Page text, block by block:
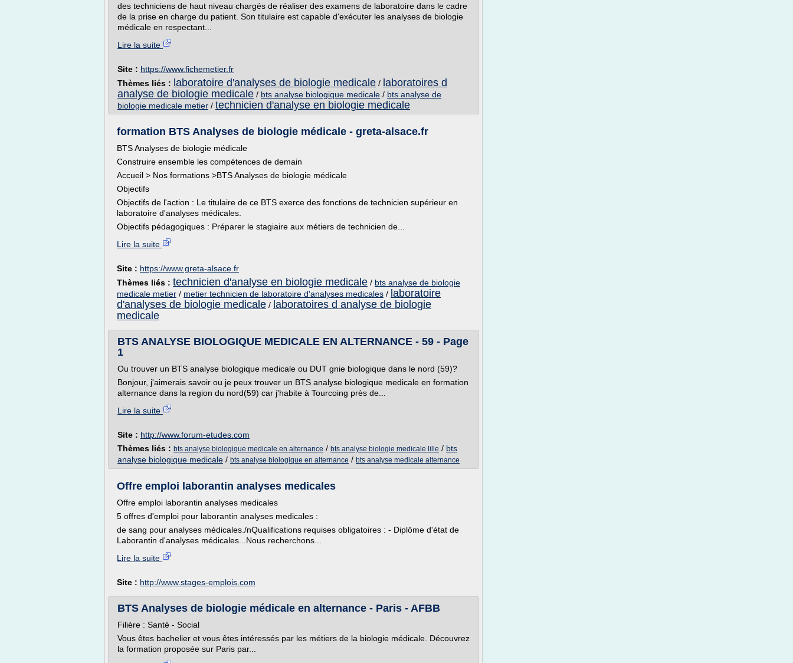
des techniciens de haut niveau chargés de réaliser des examens de laboratoire dans le cadre
de la prise en charge du patient. Son titulaire est capable d'exécuter les analyses de biologie
médicale en respectant...
Lire la suite
Site : https://www.fichemetier.fr
Thèmes liés : laboratoire d'analyses de biologie medicale / laboratoires d
analyse de biologie medicale / bts analyse biologique medicale / bts analyse de
biologie medicale metier / technicien d'analyse en biologie medicale
formation BTS Analyses de biologie médicale - greta-alsace.fr
BTS Analyses de biologie médicale
Construire ensemble les compétences de demain
Accueil > Nos formations >BTS Analyses de biologie médicale
Objectifs
Objectifs de l'action : Le titulaire de ce BTS exerce des fonctions de technicien supérieur en
laboratoire d'analyses médicales.
Objectifs pédagogiques : Préparer le stagiaire aux métiers de technicien de...
Lire la suite
Site : https://www.greta-alsace.fr
Thèmes liés : technicien d'analyse en biologie medicale / bts analyse de biologie
medicale metier / metier technicien de laboratoire d'analyses medicales / laboratoire
d'analyses de biologie medicale / laboratoires d analyse de biologie
medicale
BTS ANALYSE BIOLOGIQUE MEDICALE EN ALTERNANCE - 59 - Page
1
Ou trouver un BTS analyse biologique medicale ou DUT gnie biologique dans le nord (59)?
Bonjour, j'aimerais savoir ou je peux trouver un BTS analyse biologique medicale en formation
alternance dans la region du nord(59) car j'habite à Tourcoing près de...
Lire la suite
Site : http://www.forum-etudes.com
Thèmes liés : bts analyse biologique medicale en alternance / bts analyse biologie medicale lille / bts
analyse biologique medicale / bts analyse biologique en alternance / bts analyse medicale alternance
Offre emploi laborantin analyses medicales
Offre emploi laborantin analyses medicales
5 offres d'emploi pour laborantin analyses medicales :
de sang pour analyses médicales./nQualifications requises obligatoires : - Diplôme d'état de
Laborantin d'analyses médicales...Nous recherchons...
Lire la suite
Site : http://www.stages-emplois.com
BTS Analyses de biologie médicale en alternance - Paris - AFBB
Filière : Santé - Social
Vous êtes bachelier et vous êtes intéressés par les métiers de la biologie médicale. Découvrez
la formation proposée sur Paris par...